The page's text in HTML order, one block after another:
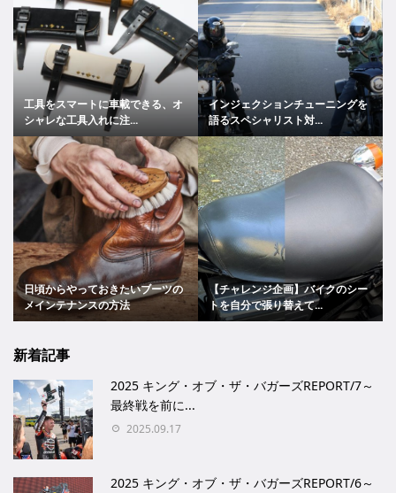
工具をスマートに車載できる、オ
シャレな工具入れに注...
インジェクションチューニングを
語るスペシャリスト対...
日頃からやっておきたいブーツの
メインテナンスの方法
【チャレンジ企画】バイクのシー
トを自分で張り替えて...
新着記事
2025 キング・オブ・ザ・バガーズREPORT/7～
最終戦を前に...
2025.09.17
2025 キング・オブ・ザ・バガーズREPORT/6～